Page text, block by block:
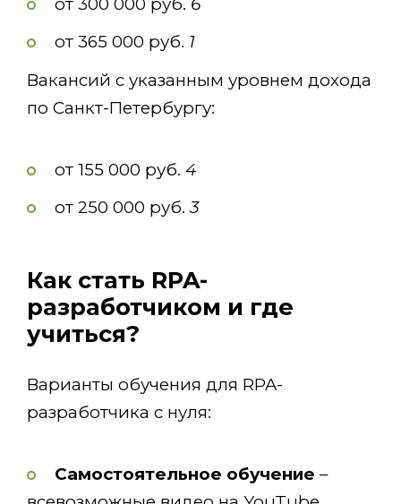
от 300 000 руб. 6
от 365 000 руб. 1
Вакансий с указанным уровнем дохода
по Санкт-Петербургу:
от 155 000 руб. 4
от 250 000 руб.3
Как стать RPA-
разработчиком и где
учиться?
Варианты обучения для RPA-
разработчика с нуля:
Самостоятельное обучение –